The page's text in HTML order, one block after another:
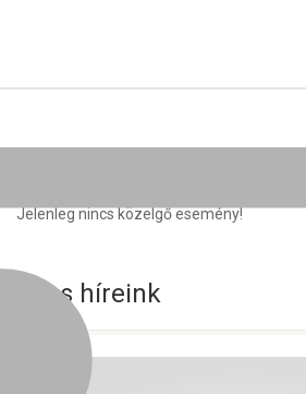
Jelenleg nincs közelgő esemény!
Friss híreink